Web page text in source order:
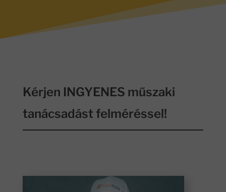
Kérjen INGYENES műszaki
tanácsadást felméréssel!